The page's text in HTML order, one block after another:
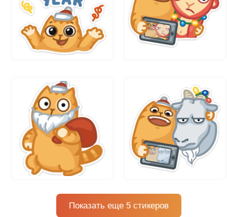
Показать еще 5 стикеров